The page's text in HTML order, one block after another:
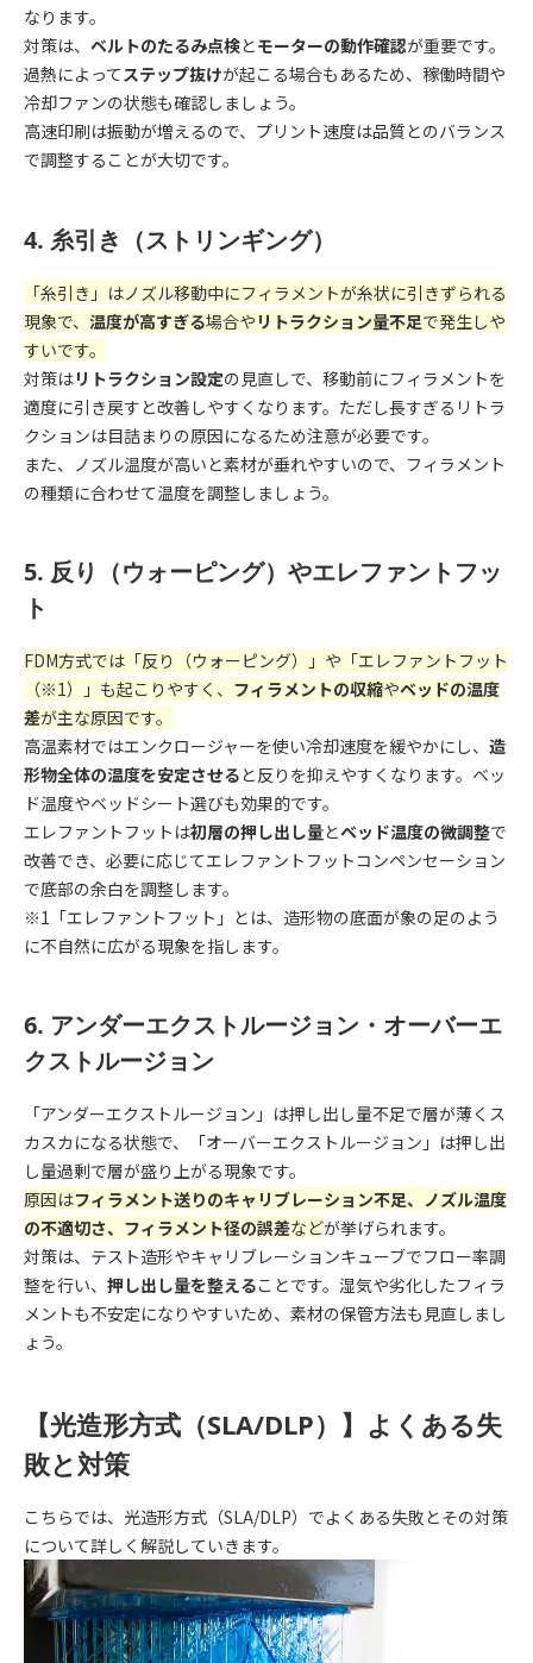
なります。
対策は、 ベルトのたるみ点検とモーターの動作確認が重要です。
過熱によってステップ抜けが起こる場合もあるため、稼働時間や
冷却ファンの状態も確認しましょう。
高速印刷は振動が増えるので、プリント速度は品質とのバランス
で調整することが大切です。
4. 糸引き（ストリンギング）
「糸引き」はノズル移動中にフィラメントが糸状に引きずられる
現象で、 温度が高すぎる場合や リトラクション量不足で発生しや
すいです。
対策はリトラクション設定の見直しで、移動前にフィラメントを
適度に引き戻すと改善しやすくなります。ただし長すぎるリトラ
クションは目詰まりの原因になるため注意が必要です。
また、ノズル温度が高いと素材が垂れやすいので、フィラメント
の種類に合わせて温度を調整しましょう。
5. 反り（ウォーピング）やエレファントフッ
ト
FDM方式では「反り（ウォーピング）」や「エレファントフット
（※1）」も起こりやすく、 フィラメントの収縮やベッドの温度
差が主な原因です。
高温素材ではエンクロージャーを使い冷却速度を緩やかにし、 造
形物全体の温度を安定させると反りを抑えやすくなります。ベッ
ド温度やベッドシート選びも効果的です。
エレファントフットは初層の押し出し量とベッド温度の微調整で
改善でき、必要に応じてエレファントフットコンペンセーション
で底部の余白を調整します。
※1「エレファントフット」とは、造形物の底面が象の足のよう
に不自然に広がる現象を指します。
6. アンダーエクストルージョン・オーバーエ
クストルージョン
「アンダーエクストルージョン」は押し出し量不足で層が薄くス
カスカになる状態で、「オーバーエクストルージョン」は押し出
し量過剰で層が盛り上がる現象です。
原因はフィラメント送りのキャリブレーション不足、ノズル温度
の不適切さ、フィラメント径の誤差などが挙げられます。
対策は、テスト造形やキャリブレーションキューブでフロー率調
整を行い、 押し出し量を整えることです。湿気や劣化したフィラ
メントも不安定になりやすいため、素材の保管方法も見直しまし
ょう。
【光造形方式（SLA/DLP）】よくある失
敗と対策
こちらでは、光造形方式（SLA/DLP）でよくある失敗とその対策
について詳しく解説していきます。